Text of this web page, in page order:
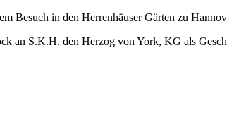
Besuch in den Herrenhäuser Gärten zu
an S.K.H. den Herzog von York, KG als